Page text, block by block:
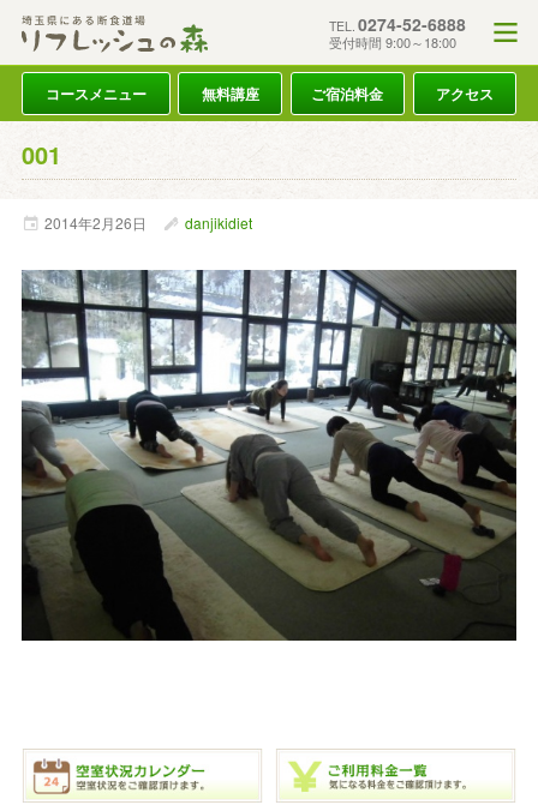
TEL. 0274-52-6888
受付時間 9:00～18:00
コースメニュー 無料講座 ご宿泊料金 アクセス
001
2014年2月26日 danjikidiet